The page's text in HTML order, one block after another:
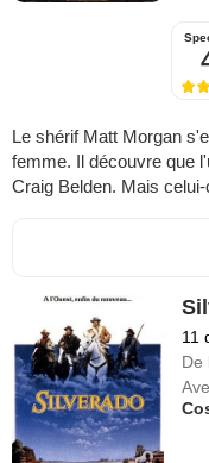
Le shérif Matt Morgan
femme. Il découvre que
Craig Belden. Mais
11
De